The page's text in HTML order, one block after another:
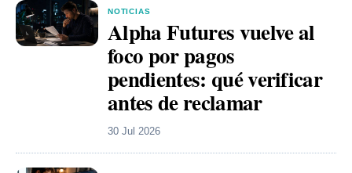
NOTICIAS
Alpha Futures vuelve al
foco por pagos
pendientes: qué verificar
antes de reclamar
30 Jul 2026